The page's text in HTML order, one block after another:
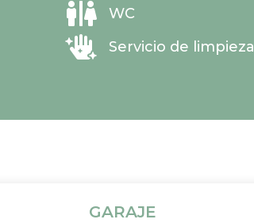
 WC
 Servicio de limpieza
GARAJE